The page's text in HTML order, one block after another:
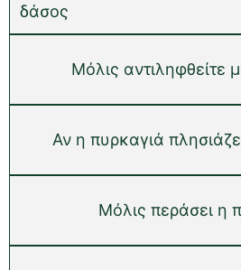
δάσος
Μόλις αντιληφθείτε
Αν η πυρκαγιά
Μόλις περάσει η